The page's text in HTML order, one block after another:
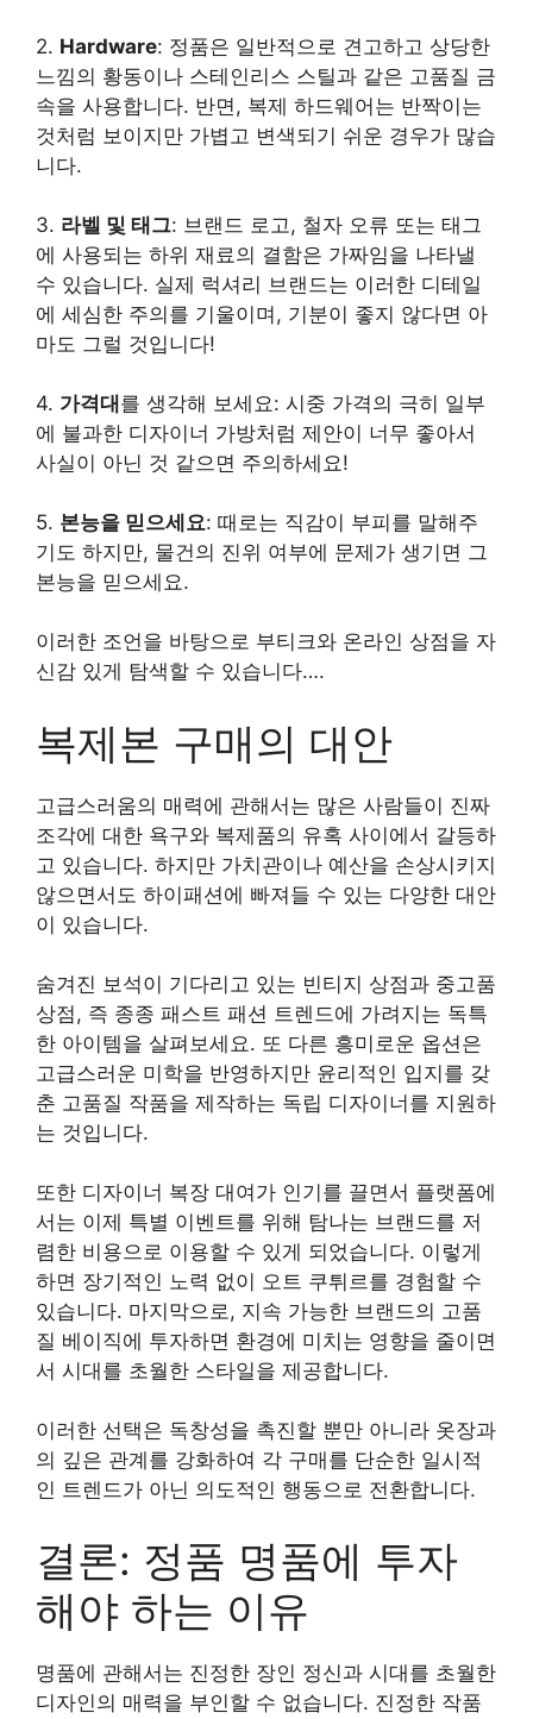
2. Hardware: 정품은 일반적으로 견고하고 상당한
느낌의 황동이나 스테인리스 스틸과 같은 고품질 금
속을 사용합니다. 반면, 복제 하드웨어는 반짝이는
것처럼 보이지만 가볍고 변색되기 쉬운 경우가 많습
니다.
3. 라벨 및 태그: 브랜드 로고, 철자 오류 또는 태그
에 사용되는 하위 재료의 결함은 가짜임을 나타낼
수 있습니다. 실제 럭셔리 브랜드는 이러한 디테일
에 세심한 주의를 기울이며, 기분이 좋지 않다면 아
마도 그럴 것입니다!
4. 가격대 를 생각해 보세요: 시중 가격의 극히 일부
에 불과한 디자이너 가방처럼 제안이 너무 좋아서
사실이 아닌 것 같으면 주의하세요!
5. 본능을 믿으세요: 때로는 직감이 부피를 말해주
기도 하지만, 물건의 진위 여부에 문제가 생기면 그
본능을 믿으세요.
이러한 조언을 바탕으로 부티크와 온라인 상점을 자
신감 있게 탐색할 수 있습니다….
복제본 구매의 대안
고급스러움의 매력에 관해서는 많은 사람들이 진짜
조각에 대한 욕구와 복제품의 유혹 사이에서 갈등하
고 있습니다. 하지만 가치관이나 예산을 손상시키지
않으면서도 하이패션에 빠져들 수 있는 다양한 대안
이 있습니다.
숨겨진 보석이 기다리고 있는 빈티지 상점과 중고품
상점, 즉 종종 패스트 패션 트렌드에 가려지는 독특
한 아이템을 살펴보세요. 또 다른 흥미로운 옵션은
고급스러운 미학을 반영하지만 윤리적인 입지를 갖
춘 고품질 작품을 제작하는 독립 디자이너를 지원하
는 것입니다.
또한 디자이너 복장 대여가 인기를 끌면서 플랫폼에
서는 이제 특별 이벤트를 위해 탐나는 브랜드를 저
렴한 비용으로 이용할 수 있게 되었습니다. 이렇게
하면 장기적인 노력 없이 오트 쿠튀르를 경험할 수
있습니다. 마지막으로, 지속 가능한 브랜드의 고품
질 베이직에 투자하면 환경에 미치는 영향을 줄이면
서 시대를 초월한 스타일을 제공합니다.
이러한 선택은 독창성을 촉진할 뿐만 아니라 옷장과
의 깊은 관계를 강화하여 각 구매를 단순한 일시적
인 트렌드가 아닌 의도적인 행동으로 전환합니다.
결론: 정품 명품에 투자
해야 하는 이유
명품에 관해서는 진정한 장인 정신과 시대를 초월한
디자인의 매력을 부인할 수 없습니다. 진정한 작품